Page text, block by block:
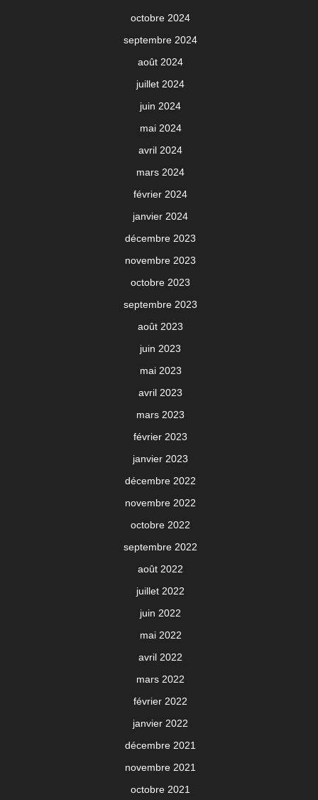
octobre 2024
septembre 2024
août 2024
juillet 2024
juin 2024
mai 2024
avril 2024
mars 2024
février 2024
janvier 2024
décembre 2023
novembre 2023
octobre 2023
septembre 2023
août 2023
juin 2023
mai 2023
avril 2023
mars 2023
février 2023
janvier 2023
décembre 2022
novembre 2022
octobre 2022
septembre 2022
août 2022
juillet 2022
juin 2022
mai 2022
avril 2022
mars 2022
février 2022
janvier 2022
décembre 2021
novembre 2021
octobre 2021